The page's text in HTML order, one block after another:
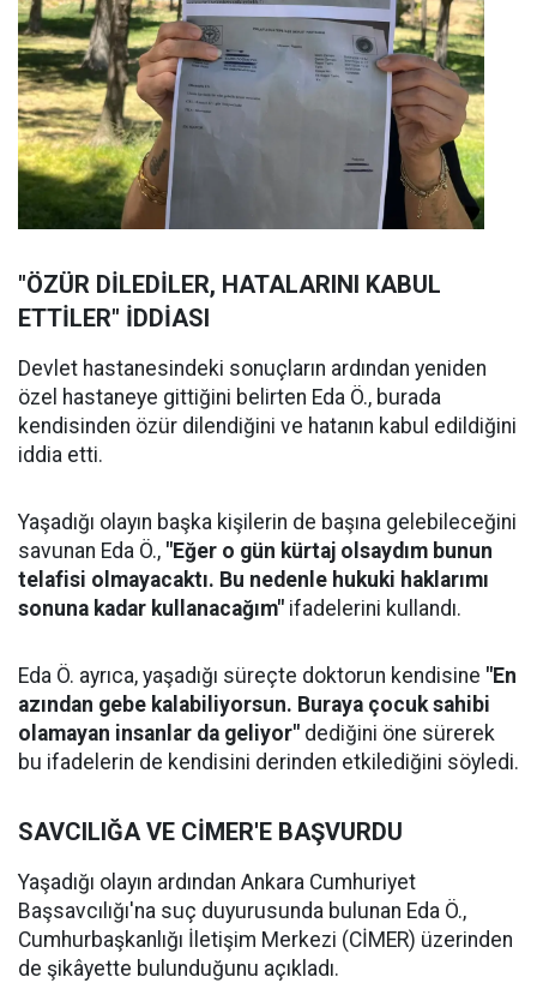
"ÖZÜR DİLEDİLER, HATALARINI KABUL
ETTİLER" İDDİASI
Devlet hastanesindeki sonuçların ardından yeniden
özel hastaneye gittiğini belirten Eda Ö., burada
kendisinden özür dilendiğini ve hatanın kabul edildiğini
iddia etti.
Yaşadığı olayın başka kişilerin de başına gelebileceğini
savunan Eda Ö., "Eğer o gün kürtaj olsaydım bunun
telafisi olmayacaktı. Bu nedenle hukuki haklarımı
sonuna kadar kullanacağım" ifadelerini kullandı.
Eda Ö. ayrıca, yaşadığı süreçte doktorun kendisine "En
azından gebe kalabiliyorsun. Buraya çocuk sahibi
olamayan insanlar da geliyor" dediğini öne sürerek
bu ifadelerin de kendisini derinden etkilediğini söyledi.
SAVCILIĞA VE CİMER'E BAŞVURDU
Yaşadığı olayın ardından Ankara Cumhuriyet
Başsavcılığı'na suç duyurusunda bulunan Eda Ö.,
Cumhurbaşkanlığı İletişim Merkezi (CİMER) üzerinden
de şikâyette bulunduğunu açıkladı.